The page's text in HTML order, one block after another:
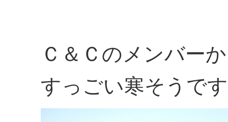
Ｃ＆Ｃのメンバー
すっごい寒そうで